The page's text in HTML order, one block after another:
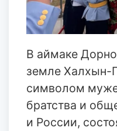
В аймаке
земле Халхын-
символом
братства и
и России,